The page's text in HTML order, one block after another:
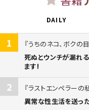
DAILY
1
うちのネコ、ボクの
死ぬとウンチが漏れ
ます!
2
ラストエンペラーの
異常な性生活を送っ